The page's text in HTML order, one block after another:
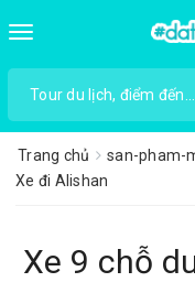
Toggle
Trang chủ san-pham-
Xe đi Alishan
Xe 9 chỗ